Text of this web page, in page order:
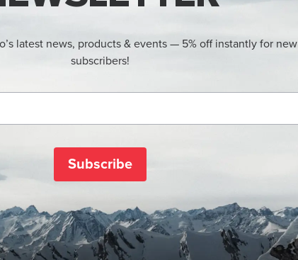
latest news, products & events — 5% off instantly for new
subscribers!
Subscribe